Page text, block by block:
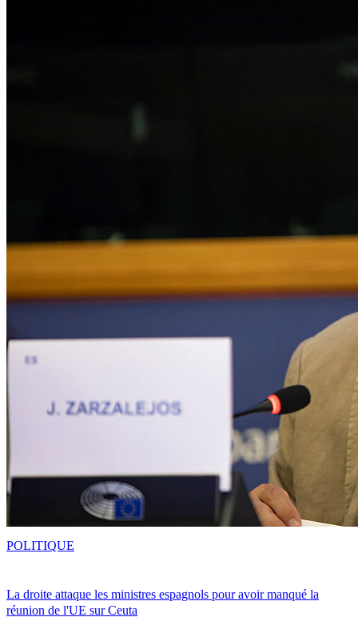
La droite attaque les ministres espagnols pour avoir manqué la
réunion de l'UE sur Ceuta
POLITIQUE